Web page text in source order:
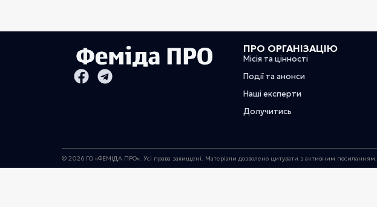
ПРО ОРГАНІЗАЦІЮ
Місія та цінності
Події та анонси
Наші експерти
Долучитись
© 2026 ГО «ФЕМІДА ПРО». Усі права захищені. Матеріали дозволено цитувати з активним посиланням.